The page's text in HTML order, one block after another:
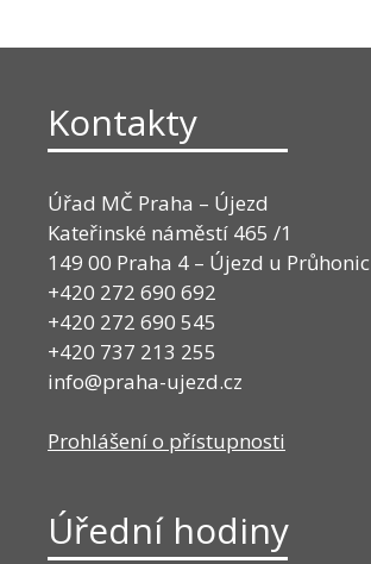
Kontakty
Úřad MČ Praha – Újezd
Kateřinské náměstí 465 /1
149 00 Praha 4 – Újezd u Průhonic
+420 272 690 692
+420 272 690 545
+420 737 213 255
info@praha-ujezd.cz
Prohlášení o přístupnosti
Úřední hodiny